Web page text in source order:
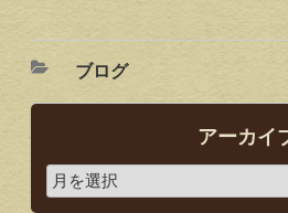
ブログ
アーカイ